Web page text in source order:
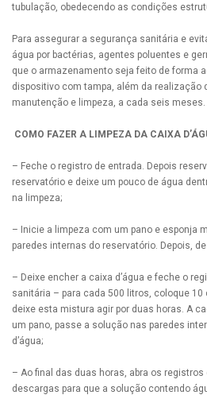
tubulação, obedecendo as condições
Para assegurar a segurança sanitária e
água por bactérias, agentes poluentes e
que o armazenamento seja feito de forma
dispositivo com tampa, além da realização
manutenção e limpeza, a cada seis meses.
COMO FAZER A LIMPEZA DA CAIXA
– Feche o registro de entrada. Depois
reservatório e deixe um pouco de água
na limpeza;
– Inicie a limpeza com um pano e esponja
paredes internas do reservatório. Depois,
– Deixe encher a caixa d’água e feche o
sanitária – para cada 500 litros, coloque 10
deixe esta mistura agir por duas horas. A
um pano, passe a solução nas paredes
d’água;
– Ao final das duas horas, abra os
descargas para que a solução contendo